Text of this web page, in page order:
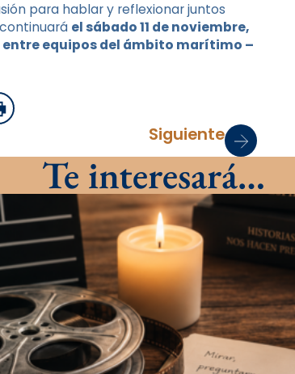
para hablar y reflexionar juntos
el sábado 11 de noviembre,
equipos del ámbito marítimo –
Siguiente
Te interesará…